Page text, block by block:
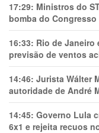
17:29: Ministros do
bomba do
16:33: Rio de Janeiro
previsão de ventos
14:46: Jurista Wálter
autoridade de André
14:45: Governo Lula
6x1 e rejeita recuos